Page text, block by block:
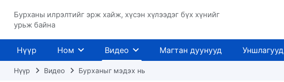
Бурханы илрэлтийг эрж хайж, хүсэн хүлээдэг бүх хүнийг
урьж байна
Нүүр Ном Видео Магтан дуунууд Уншлагууд
Нүүр Видео Бурханыг мэдэх нь